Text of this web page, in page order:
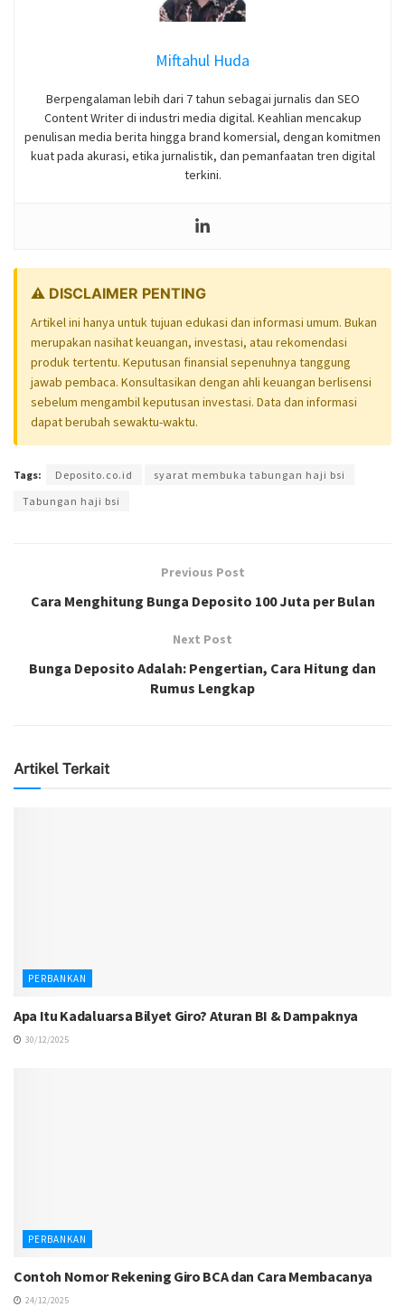
Miftahul Huda
Berpengalaman lebih dari 7 tahun sebagai jurnalis dan SEO
Content Writer di industri media digital. Keahlian mencakup
penulisan media berita hingga brand komersial, dengan komitmen
kuat pada akurasi, etika jurnalistik, dan pemanfaatan tren digital
terkini.
⚠️ DISCLAIMER PENTING
Artikel ini hanya untuk tujuan edukasi dan informasi umum. Bukan
merupakan nasihat keuangan, investasi, atau rekomendasi
produk tertentu. Keputusan finansial sepenuhnya tanggung
jawab pembaca. Konsultasikan dengan ahli keuangan berlisensi
sebelum mengambil keputusan investasi. Data dan informasi
dapat berubah sewaktu-waktu.
Tags: Deposito.co.id
syarat membuka tabungan haji bsi
Tabungan haji bsi
Previous Post
Cara Menghitung Bunga Deposito 100 Juta per Bulan
Next Post
Bunga Deposito Adalah: Pengertian, Cara Hitung dan
Rumus Lengkap
Artikel Terkait
PERBANKAN
Apa Itu Kadaluarsa Bilyet Giro? Aturan BI & Dampaknya
30/12/2025
PERBANKAN
Contoh Nomor Rekening Giro BCA dan Cara Membacanya
24/12/2025